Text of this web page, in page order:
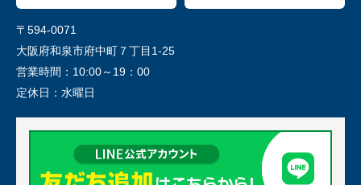
〒594-0071
大阪府和泉市府中町７丁目1-25
営業時間： 10:00～19：00
定休日： 水曜日